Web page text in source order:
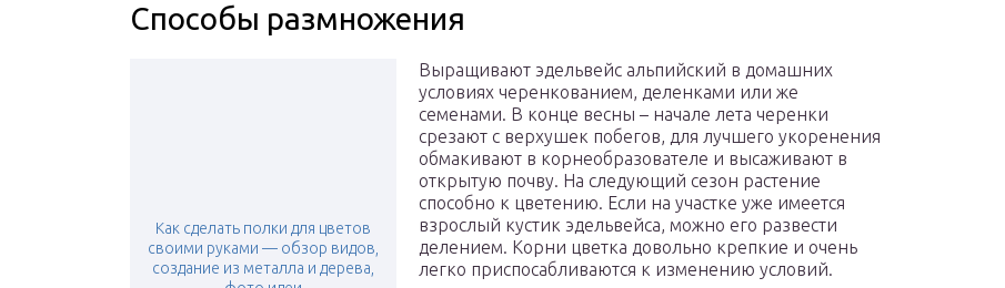
Способы размножения
Как сделать полки для цветов
своими руками — обзор видов,
создание из металла и дерева,
Выращивают эдельвейс альпийский в домашних
условиях черенкованием, деленками или же
семенами. В конце весны – начале лета черенки
срезают с верхушек побегов, для лучшего укоренения
обмакивают в корнеобразователе и высаживают в
открытую почву. На следующий сезон растение
способно к цветению. Если на участке уже имеется
взрослый кустик эдельвейса, можно его развести
делением. Корни цветка довольно крепкие и очень
легко приспосабливаются к изменению условий.